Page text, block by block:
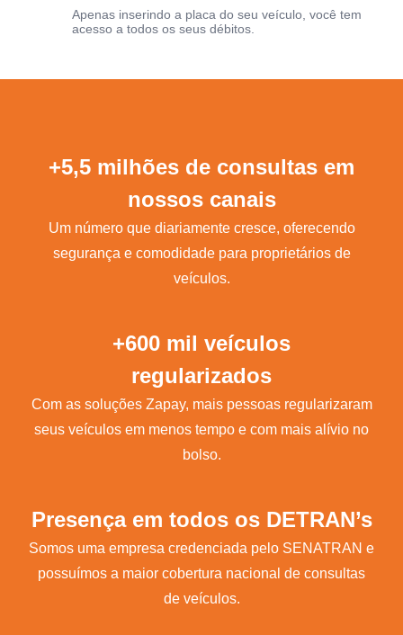
Apenas inserindo a placa do seu veículo, você tem
acesso a todos os seus débitos.
+5,5 milhões de consultas em
nossos canais
Um número que diariamente cresce, oferecendo
segurança e comodidade para proprietários de
veículos.
+600 mil veículos
regularizados
Com as soluções Zapay, mais pessoas regularizaram
seus veículos em menos tempo e com mais alívio no
bolso.
Presença em todos os DETRAN’s
Somos uma empresa credenciada pelo SENATRAN e
possuímos a maior cobertura nacional de consultas
de veículos.